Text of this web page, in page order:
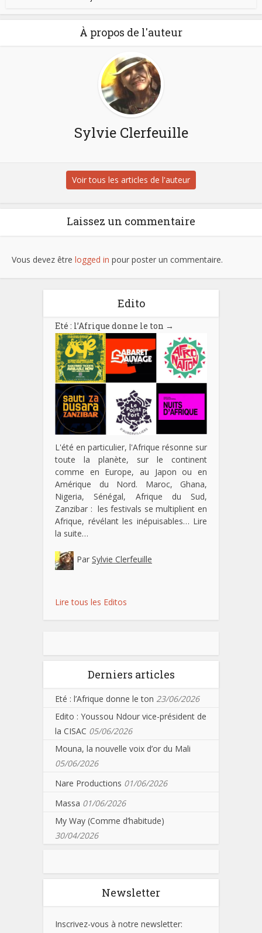
À propos de l'auteur
Sylvie Clerfeuille
Voir tous les articles de l'auteur
Laissez un commentaire
Vous devez être logged in pour poster un commentaire.
Edito
Eté : l’Afrique donne le ton →
L'été en particulier, l'Afrique résonne sur
toute la planète, sur le continent
comme en Europe, au Japon ou en
Amérique du Nord. Maroc, Ghana,
Nigeria, Sénégal, Afrique du Sud,
Zanzibar : les festivals se multiplient en
Afrique, révélant les inépuisables… Lire
la suite…
Par Sylvie Clerfeuille
Lire tous les Editos
Derniers articles
Eté : l’Afrique donne le ton 23/06/2026
Edito : Youssou Ndour vice-président de
la CISAC 05/06/2026
Mouna, la nouvelle voix d’or du Mali
05/06/2026
Nare Productions 01/06/2026
Massa 01/06/2026
My Way (Comme d’habitude)
30/04/2026
Newsletter
Inscrivez-vous à notre newsletter: